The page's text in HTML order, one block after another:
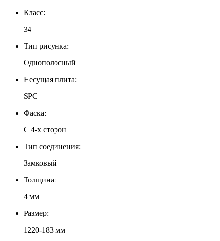
Класс:
34
Тип рисунка:
Однополосный
Несущая плита:
SPC
Фаска:
С 4-х сторон
Тип соединения:
Замковый
Толщина:
4 мм
Размер:
1220-183 мм